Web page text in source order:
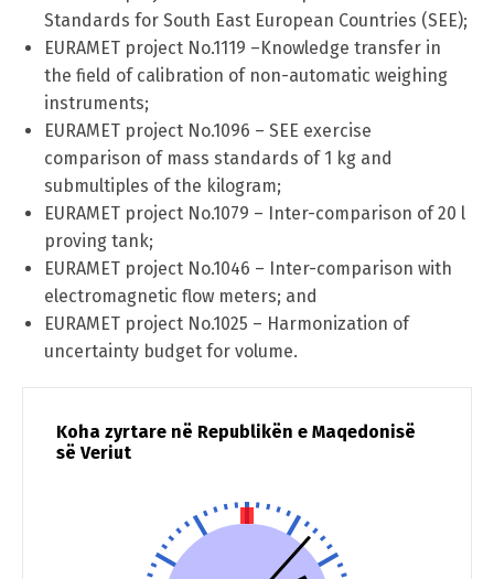
Standards for South East European Countries (SEE);
EURAMET project No.1119 –Knowledge transfer in
the field of calibration of non-automatic weighing
instruments;
EURAMET project No.1096 – SEE exercise
comparison of mass standards of 1 kg and
submultiples of the kilogram;
EURAMET project No.1079 – Inter-comparison of 20 l
proving tank;
EURAMET project No.1046 – Inter-comparison with
electromagnetic flow meters; and
EURAMET project No.1025 – Harmonization of
uncertainty budget for volume.
Koha zyrtare në Republikën e Maqedonisë
së Veriut
Switch The Language